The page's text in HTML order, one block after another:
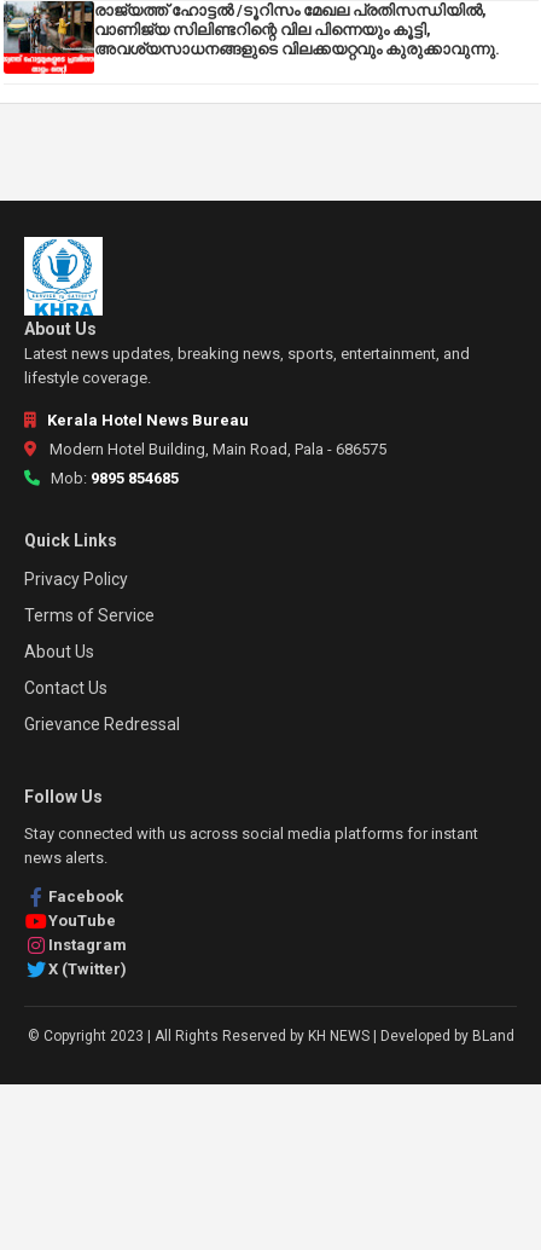
രാജ്യത്ത് ഹോട്ടൽ /ടൂറിസം മേഖല പ്രതിസന്ധിയിൽ,
വാണിജ്യ സിലിണ്ടറിന്റെ വില പിന്നെയും കൂട്ടി,
അവശ്യസാധനങ്ങളുടെ വിലക്കയറ്റവും കുരുക്കാവുന്നു.
About Us
Latest news updates, breaking news, sports, entertainment, and
lifestyle coverage.
Kerala Hotel News Bureau
Modern Hotel Building, Main Road, Pala - 686575
Mob: 9895 854685
Quick Links
Privacy Policy
Terms of Service
About Us
Contact Us
Grievance Redressal
Follow Us
Stay connected with us across social media platforms for instant
news alerts.
Facebook
YouTube
Instagram
X (Twitter)
© Copyright 2023 | All Rights Reserved by KH NEWS | Developed by BLand